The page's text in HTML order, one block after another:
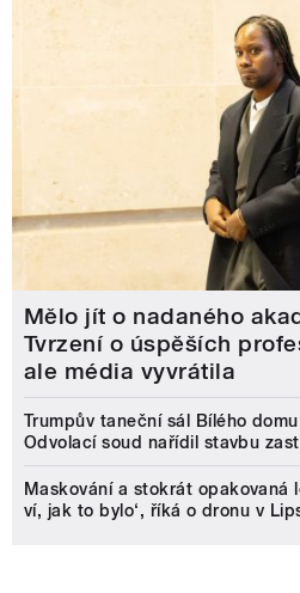
Mělo jít o nadaného
Tvrzení o úspěších
ale média vyvrátila
Trumpův taneční sál Bílého
Odvolací soud nařídil stavbu
Maskování a stokrát opakovaná
ví, jak to bylo‘, říká o dronu v